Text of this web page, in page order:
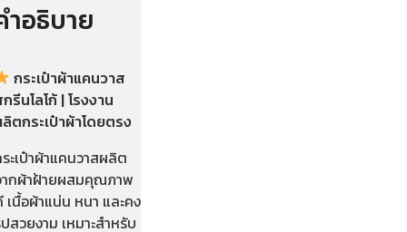
ำอธิบาย
กระเป๋าผ้าแคนวาส
รีนโลโก้ | โรงงาน
ตกระเป๋าผ้าโดยตรง
ะเป๋าผ้าแคนวาสผลิต
กผ้าฝ้ายผสมคุณภาพ
เนื้อผ้าแน่น หนา และคง
สวยงาม เหมาะสำหรับ